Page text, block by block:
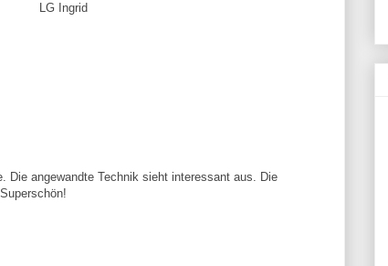
LG Ingrid
Die angewandte Technik sieht interessant aus. Die